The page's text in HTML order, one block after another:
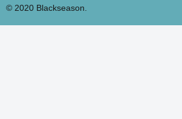
© 2020 Blackseason.